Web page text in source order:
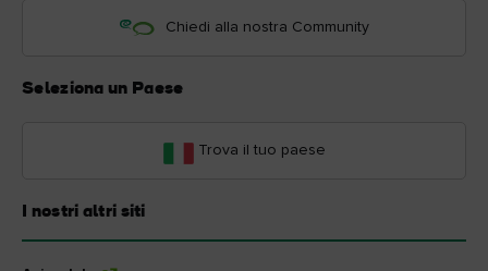
Chiedi alla nostra Community
Seleziona un Paese
Trova il tuo paese
I nostri altri siti